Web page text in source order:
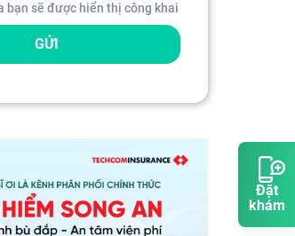
Đặt
khám
bạn sẽ được hiển thị công khai
GỬI